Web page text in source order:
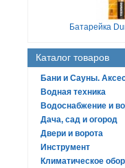
Батарейка
Каталог товаров
Бани и Сауны.
Водная техника
Водоснабжение и
Дача, сад и огород
Двери и ворота
Инструмент
Климатическое